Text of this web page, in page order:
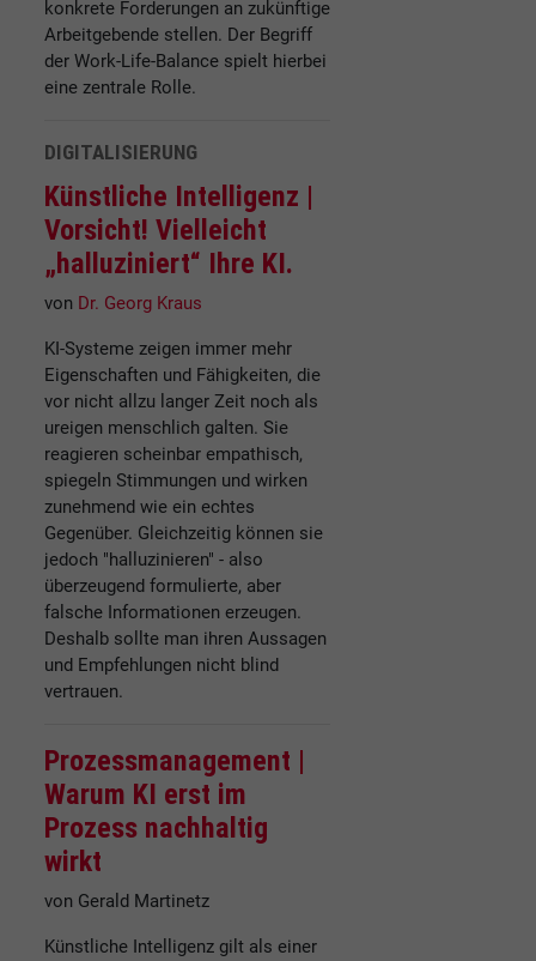
konkrete Forderungen an zukünftige
Arbeitgebende stellen. Der Begriff
der Work-Life-Balance spielt hierbei
eine zentrale Rolle.
DIGITALISIERUNG
Künstliche Intelligenz |
Vorsicht! Vielleicht
„halluziniert“ Ihre KI.
von Dr. Georg Kraus
KI-Systeme zeigen immer mehr
Eigenschaften und Fähigkeiten, die
vor nicht allzu langer Zeit noch als
ureigen menschlich galten. Sie
reagieren scheinbar empathisch,
spiegeln Stimmungen und wirken
zunehmend wie ein echtes
Gegenüber. Gleichzeitig können sie
jedoch "halluzinieren" - also
überzeugend formulierte, aber
falsche Informationen erzeugen.
Deshalb sollte man ihren Aussagen
und Empfehlungen nicht blind
vertrauen.
Prozessmanagement |
Warum KI erst im
Prozess nachhaltig
wirkt
von Gerald Martinetz
Künstliche Intelligenz gilt als einer